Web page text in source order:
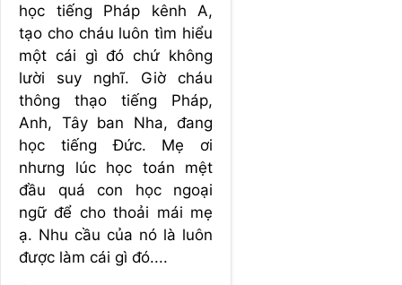
học tiếng Pháp kênh A,
tạo cho cháu luôn tìm hiểu
một cái gì đó chứ không
lười suy nghĩ. Giờ cháu
thông thạo tiếng Pháp,
Anh, Tây ban Nha, đang
học tiếng Đức. Mẹ ơi
nhưng lúc học toán mệt
đầu quá con học ngoại
ngữ để cho thoải mái mẹ
ạ. Nhu cầu của nó là luôn
được làm cái gì đó....